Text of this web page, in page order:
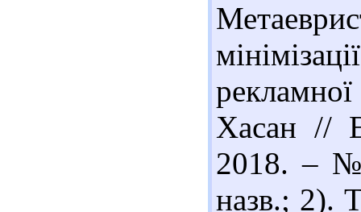
Хасан //
2018. – №
назв.; 2).